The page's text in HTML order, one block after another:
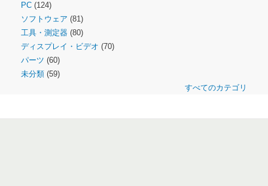
PC (124)
ソフトウェア (81)
工具・測定器 (80)
ディスプレイ・ビデオ (70)
パーツ (60)
未分類 (59)
すべてのカテゴリ